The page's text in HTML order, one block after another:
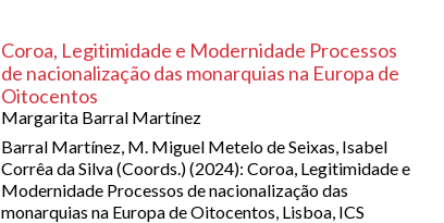
Coroa, Legitimidade e Modernidade Processos
de nacionalização das monarquias na Europa de
Oitocentos
Margarita Barral Martínez
Barral Martínez, M. Miguel Metelo de Seixas, Isabel
Corrêa da Silva (Coords.) (2024): Coroa, Legitimidade e
Modernidade Processos de nacionalização das
monarquias na Europa de Oitocentos, Lisboa, ICS